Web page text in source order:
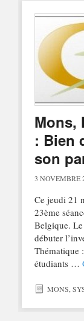
Mons,
: Bien
son
3 NOVEMBRE
Ce jeudi 21
23ème
Belgique.
débuter
Thématique
étudiants …
MONS